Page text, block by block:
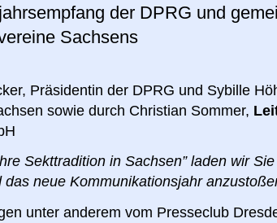
der DPRG und
Sachsens
Präsidentin der DPRG und Sybille
sowie durch Christian Sommer,
Sekttradition in Sachsen” laden wir
neue Kommunikationsjahr
unter anderem vom Presseclub